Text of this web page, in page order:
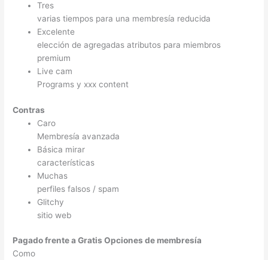
Tres
varias tiempos para una membresía reducida
Excelente
elección de agregadas atributos para miembros
premium
Live cam
Programs y xxx content
Contras
Caro
Membresía avanzada
Básica mirar
características
Muchas
perfiles falsos / spam
Glitchy
sitio web
Pagado frente a Gratis Opciones de membresía
Como